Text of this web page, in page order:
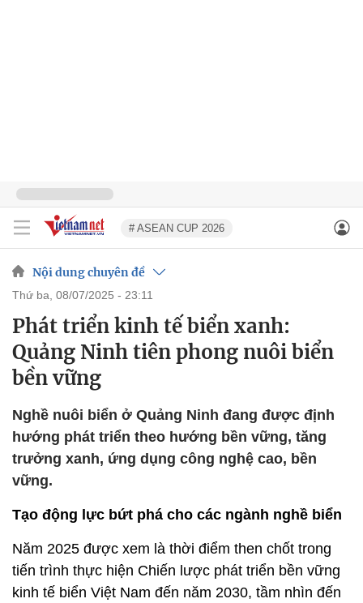
# ASEAN CUP 2026
Nội dung chuyên đề
thứ ba, 08/07/2025 - 23:11
Phát triển kinh tế biển xanh:
Quảng Ninh tiên phong nuôi biển
bền vững
Nghề nuôi biển ở Quảng Ninh đang được định
hướng phát triển theo hướng bền vững, tăng
trưởng xanh, ứng dụng công nghệ cao, bền
vững.
Tạo động lực bứt phá cho các ngành nghề biển
Năm 2025 được xem là thời điểm then chốt trong
tiến trình thực hiện Chiến lược phát triển bền vững
kinh tế biển Việt Nam đến năm 2030, tầm nhìn đến